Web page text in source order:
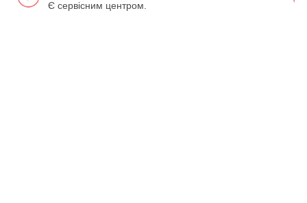
Є сервісним центром.